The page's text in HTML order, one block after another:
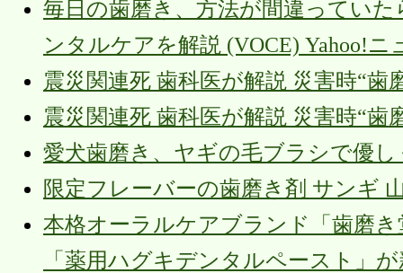
毎日の歯磨き、方法が間違ってい
ンタルケアを解説 (VOCE) Yahoo!ニ
震災関連死 歯科医が解説 災害時“
震災関連死 歯科医が解説 災害時“歯
愛犬歯磨き、ヤギの毛ブラシで優
限定フレーバーの歯磨き剤 サンギ
本格オーラルケアブランド「歯磨
「薬用ハグキデンタルペースト」